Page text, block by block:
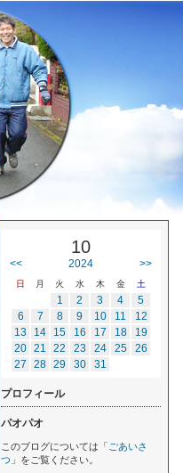
10
<< 2024 >>
日 月 火 水 木 金 土
1 2 3 4
5
6
7 8 9 10 11
12
13
14 15 16 17 18
19
20 21 22 23 24 25
26
27
28 29 30 31
プロフィール
パオパオ
このブログについては「 ごあいさ
つ 」をご覧ください。